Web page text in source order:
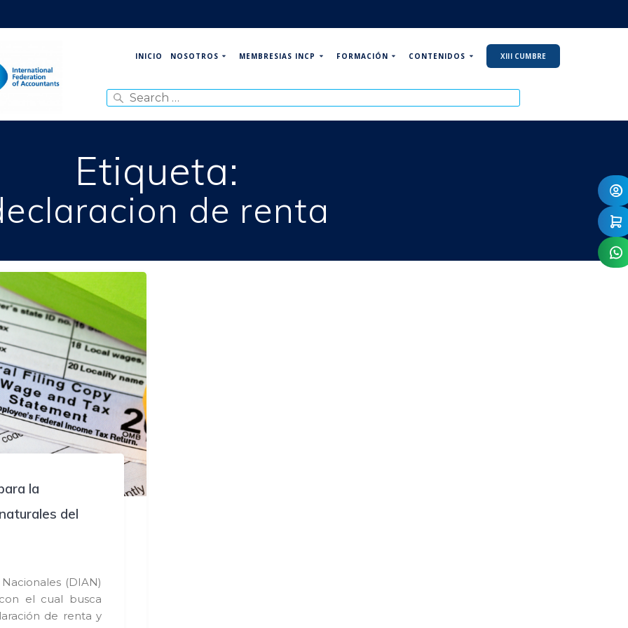
INICIO NOSOTROS MEMBRESIAS INCP FORMACIÓN CONTENIDOS XIII CUMBRE
for:
Etiqueta:
de renta
la
del
(DIAN)
el cual busca
de renta y